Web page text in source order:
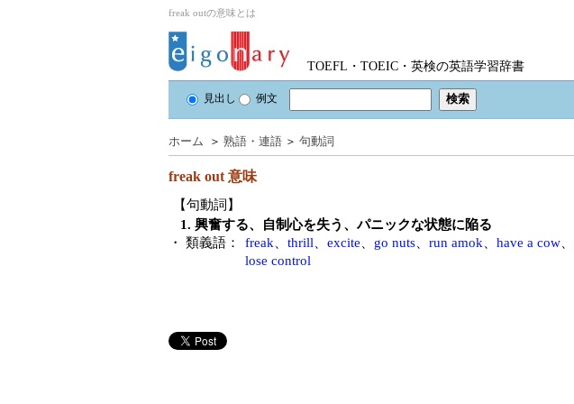
freak outの意味とは
TOEFL・TOEIC・英検の英語学習辞書
見出し 例文
ホーム ＞ 熟語・連語 ＞ 句動詞
freak out 意味
【句動詞】
1. 興奮する、自制心を失う、パニックな状態に陥る
・ 類義語：
freak thrill excite go nuts run amok have a cow
lose control